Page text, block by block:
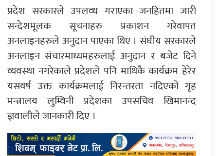
प्रदेश सरकारले उपलव्ध गराएका जनहितमा जारी
सन्देशमूलक सूचनाहरु प्रकाशन गरेवापत
अनलाइनहरुले अनुदान पाएका थिए । संघीय सरकारले
अनलाइन संचारमाध्यमहरुलाई अनुदान र बजेट दिने
व्यवस्था नगरेकाले प्रदेशले पनि माथिकै कार्यक्रम हेरेर
यसवर्ष उक्त कार्यक्रमलाई निरन्तरता नदिएको गृह
मन्त्रालय लुम्विनी प्रदेशका उपसचिव खिमानन्द
ज्ञवालीले जानकारी दिए ।